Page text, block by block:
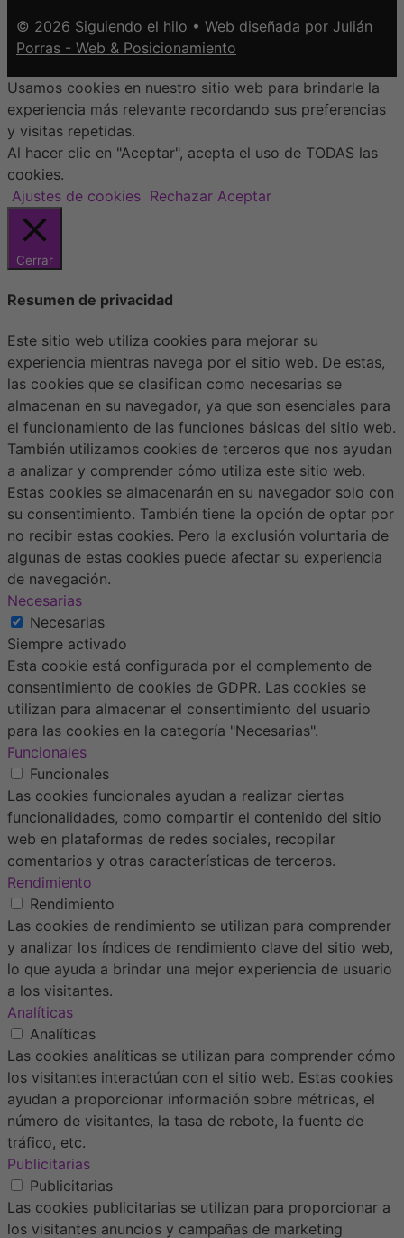
© 2026 Siguiendo el hilo • Web diseñada por Julián
Porras - Web & Posicionamiento
Usamos cookies en nuestro sitio web para brindarle la
experiencia más relevante recordando sus preferencias
y visitas repetidas.
Al hacer clic en "Aceptar", acepta el uso de TODAS las
cookies.
Ajustes de cookies Rechazar Aceptar
Cerrar
Resumen de privacidad
Este sitio web utiliza cookies para mejorar su
experiencia mientras navega por el sitio web. De estas,
las cookies que se clasifican como necesarias se
almacenan en su navegador, ya que son esenciales para
el funcionamiento de las funciones básicas del sitio web.
También utilizamos cookies de terceros que nos ayudan
a analizar y comprender cómo utiliza este sitio web.
Estas cookies se almacenarán en su navegador solo con
su consentimiento. También tiene la opción de optar por
no recibir estas cookies. Pero la exclusión voluntaria de
algunas de estas cookies puede afectar su experiencia
de navegación.
Necesarias
Necesarias
Siempre activado
Esta cookie está configurada por el complemento de
consentimiento de cookies de GDPR. Las cookies se
utilizan para almacenar el consentimiento del usuario
para las cookies en la categoría "Necesarias".
Funcionales
Funcionales
Las cookies funcionales ayudan a realizar ciertas
funcionalidades, como compartir el contenido del sitio
web en plataformas de redes sociales, recopilar
comentarios y otras características de terceros.
Rendimiento
Rendimiento
Las cookies de rendimiento se utilizan para comprender
y analizar los índices de rendimiento clave del sitio web,
lo que ayuda a brindar una mejor experiencia de usuario
a los visitantes.
Analíticas
Analíticas
Las cookies analíticas se utilizan para comprender cómo
los visitantes interactúan con el sitio web. Estas cookies
ayudan a proporcionar información sobre métricas, el
número de visitantes, la tasa de rebote, la fuente de
tráfico, etc.
Publicitarias
Publicitarias
Las cookies publicitarias se utilizan para proporcionar a
los visitantes anuncios y campañas de marketing